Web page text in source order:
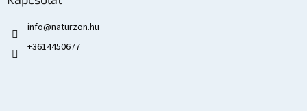
info@naturzon.hu
+3614450677